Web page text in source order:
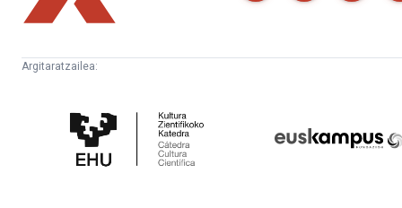
Argitaratzailea:
Zientifikoko
Katedra